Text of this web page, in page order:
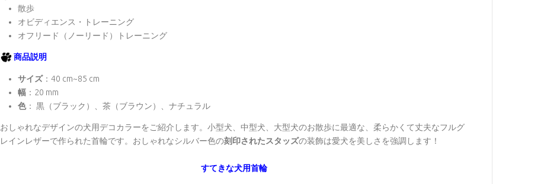
散歩
オビディエンス・トレーニング
オフリード（ノーリード）トレーニング
商品説明
サイズ：40 cm~85 cm
幅：20 mm
色： 黒（ブラック）、茶（ブラウン）、ナチュラル
おしゃれなデザインの犬用デコカラーをご紹介します。小型犬、中型犬、大型犬のお散歩に最適な、柔らかくて丈夫なフルグ
レインレザーで作られた首輪です。おしゃれなシルバー色の刻印されたスタッズの装飾は愛犬を美しさを強調します！
すてきな犬用首輪